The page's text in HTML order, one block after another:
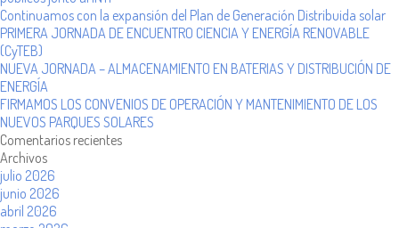
Continuamos con la expansión del Plan de Generación Distribuida solar
PRIMERA JORNADA DE ENCUENTRO CIENCIA Y ENERGÍA RENOVABLE
(CyTEB)
NUEVA JORNADA – ALMACENAMIENTO EN BATERIAS Y DISTRIBUCIÓN DE
ENERGÍA
FIRMAMOS LOS CONVENIOS DE OPERACIÓN Y MANTENIMIENTO DE LOS
NUEVOS PARQUES SOLARES
Comentarios recientes
Archivos
julio 2026
junio 2026
abril 2026